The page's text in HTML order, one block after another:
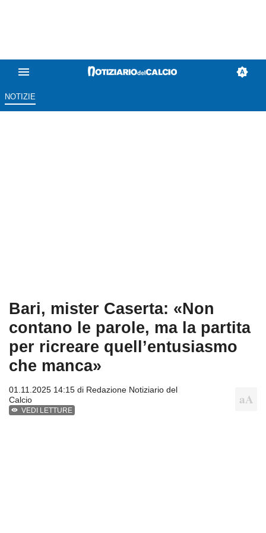
NOTIZIE
Bari, mister Caserta: «Non
contano le parole, ma la partita
per ricreare quell’entusiasmo
che manca»
01.11.2025 14:15 di Redazione Notiziario del
Calcio
VEDI LETTURE